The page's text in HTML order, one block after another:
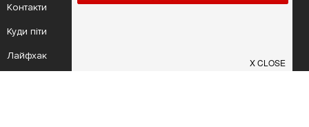
Контакти
Куди піти
Лайфхак
Анонси